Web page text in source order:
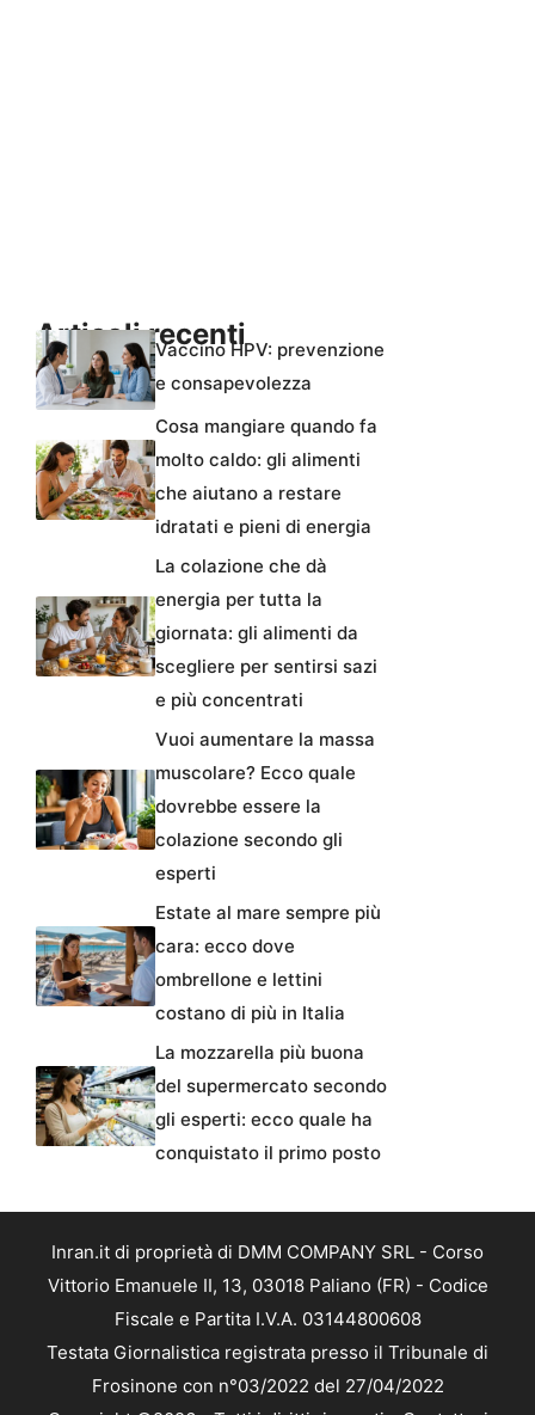
Articoli recentiVaccino HPV: prevenzione
e consapevolezza
Cosa mangiare quando fa
molto caldo: gli alimenti
che aiutano a restare
idratati e pieni di energia
La colazione che dà
energia per tutta la
giornata: gli alimenti da
scegliere per sentirsi sazi
e più concentrati
Vuoi aumentare la massa
muscolare? Ecco quale
dovrebbe essere la
colazione secondo gli
esperti
Estate al mare sempre più
cara: ecco dove
ombrellone e lettini
costano di più in Italia
La mozzarella più buona
del supermercato secondo
gli esperti: ecco quale ha
conquistato il primo posto
Inran.it di proprietà di DMM COMPANY SRL - Corso
Vittorio Emanuele II, 13, 03018 Paliano (FR) - Codice
Fiscale e Partita I.V.A. 03144800608
Testata Giornalistica registrata presso il Tribunale di
Frosinone con n°03/2022 del 27/04/2022